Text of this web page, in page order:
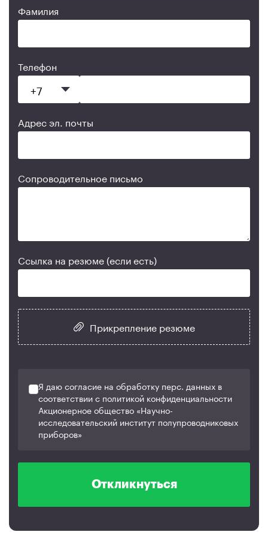
Фамилия
Телефон
Адрес эл. почты
Сопроводительное письмо
Ссылка на резюме (если есть)
Прикрепление резюме
Я даю согласие на обработку перс. данных в
соответствии с политикой конфиденциальности
Акционерное общество «Научно-
исследовательский институт полупроводниковых
приборов»
Откликнуться